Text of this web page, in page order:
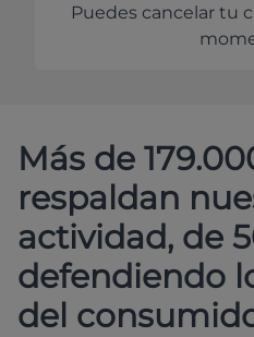
Puedes cancelar tu
Más de
respaldan
actividad, de
defendiendo
del